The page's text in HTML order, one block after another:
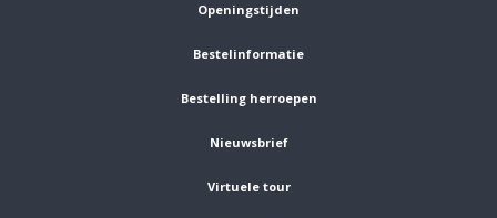
Openingstijden
Bestelinformatie
Bestelling herroepen
Nieuwsbrief
Virtuele tour